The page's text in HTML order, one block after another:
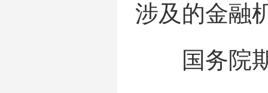
涉及的金融
国务院期